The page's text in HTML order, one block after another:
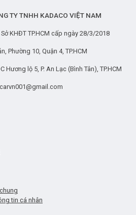
TY TNHH KADACO VIỆT NAM
KHĐT TP.HCM cấp ngày 28/3/2018
Phường 10, Quận 4, TP.HCM
Hương lộ 5, P. An Lạc (Bình Tân), TP.HCM
tin cá nhân